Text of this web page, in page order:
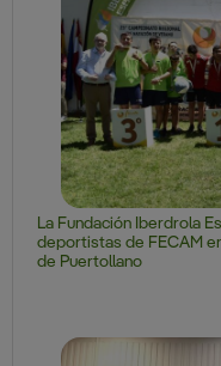
La Fundación Iberdrola
deportistas de FECAM
de Puertollano